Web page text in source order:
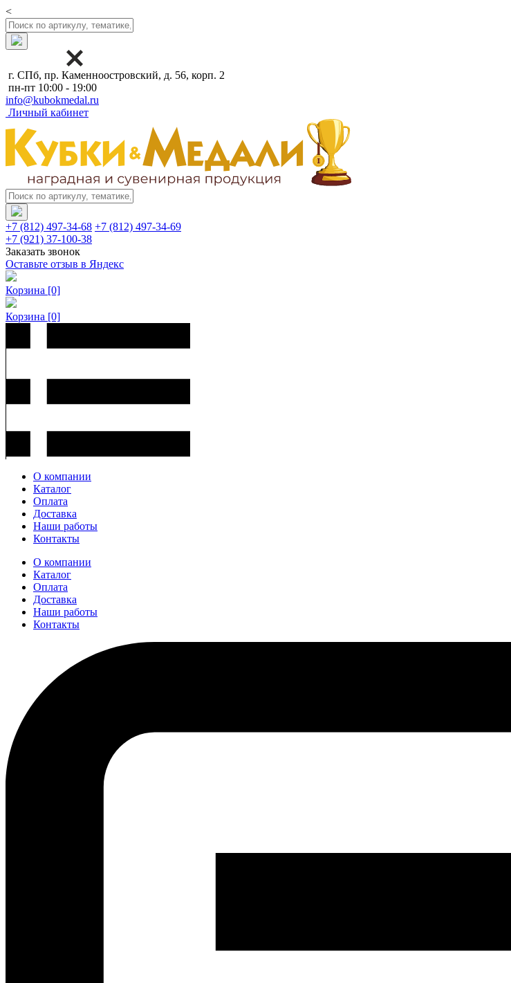
<
г. СПб, пр. Каменноостровский, д. 56, корп. 2
пн-пт 10:00 - 19:00
info@kubokmedal.ru
Личный кабинет
+7 (812) 497-34-68 +7 (812) 497-34-69
+7 (921) 37-100-38
Заказать звонок
Оставьте отзыв в Яндекс
Корзина [0]
Корзина [0]
О компании
Каталог
Оплата
Доставка
Наши работы
Контакты
О компании
Каталог
Оплата
Доставка
Наши работы
Контакты